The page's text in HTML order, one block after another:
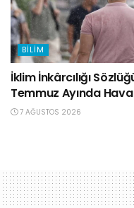
BILIM
İklim İnkârcılığı
Temmuz Ayında
7 AĞUSTOS 2026